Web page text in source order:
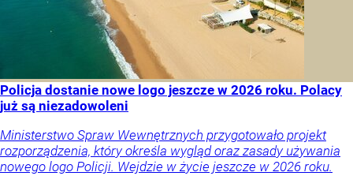
Policja dostanie nowe logo jeszcze w 2026 roku. Polacy
już są niezadowoleni
Ministerstwo Spraw Wewnętrznych przygotowało projekt
rozporządzenia, który określa wygląd oraz zasady używania
nowego logo Policji. Wejdzie w życie jeszcze w 2026 roku.